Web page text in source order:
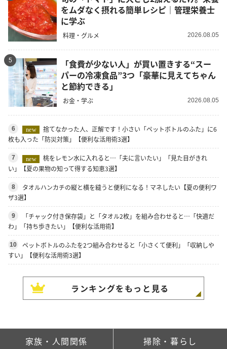
をムダなく摂れる簡単レシピ｜管理栄養士
に学ぶ
料理・グルメ 2026.08.05
5
「食費が少ない人」が買い置きする“スー
パーの冷凍食品”3つ「豪華に見えてちゃん
と節約できる」
お金・学ぶ 2026.08.05
6 new
捨てなかった人、正解です！小さい「ペットボトルのふた」に6
枚も入った「防災対策」【便利な活用術3選】
7 new
桃をレモン水に入れると…「夫に言いたい」「見た目がきれ
い」【夏の果物の知って得する知恵3選】
8
タオルハンカチの縦と横を縫うと便利になる！マネしたい【夏の便利ワ
ザ3選】
9
「チャック付き保存袋」と「タオル2枚」を組み合わせると…「快適だ
わ」「持ち歩きたい」【便利な活用術】
10
ペットボトルのふたを2つ組み合わせると「小さくて便利」「収納しや
すい」【便利な活用術3選】
ランキングをもっと見る
家族・人間関係 掃除・暮らし